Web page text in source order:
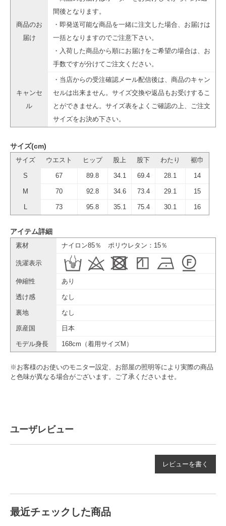
商品のお
届け
間後となります。
・即発送可能な商品を一緒に注文した場合、お届けは
一括となりますのでご注意下さい。
・入荷した商品から順にお届けをご希望の場合は、お
手数ですが分けてご注文ください。
キャンセ
ル
・当店からの受注確認メール配信後は、商品のキャン
セルは出来ません。サイズ交換や返品もお受けするこ
とができません。サイズ表をよくご確認の上、ご注文
サイズをお決め下さい。
サイズ(cm)
サイズ ウエスト ヒップ 股上 股下 わたり 裾巾
S 67 89.8 34.1 69.4 28.1 14
M 70 92.8 34.6 73.4 29.1 15
L 73 95.8 35.1 75.4 30.1 16
アイテム詳細
素材 ナイロン85％ ポリウレタン：15％
洗濯表示
伸縮性 あり
透け感 なし
裏地 なし
原産国 日本
モデル身長 168cm（着用サイズM）
※お客様のお使いのモニター設定、お部屋の照明等により実際の商品
と色味が異なる場合がございます。ご了承くださいませ。
ユーザレビュー
レビューを書く
最近チェックした商品